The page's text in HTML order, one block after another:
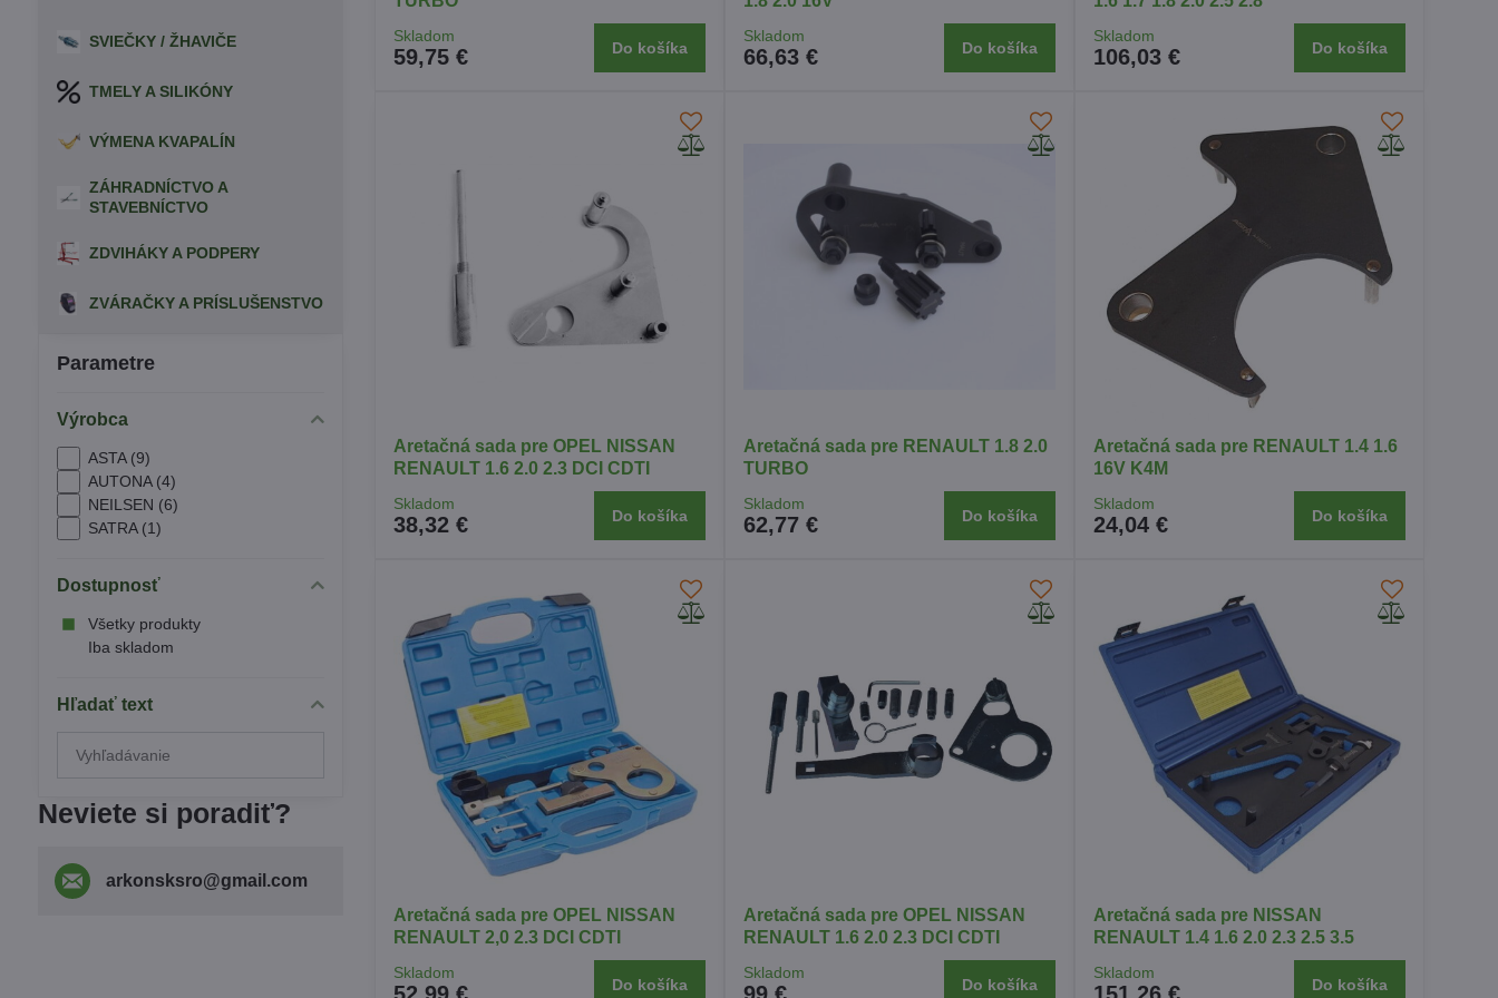
Skladom
59,75 € Do košíka
Skladom
66,63 € Do košíka
Skladom
106,03 € Do košíka
Aretačná sada pre OPEL NISSAN
RENAULT 1.6 2.0 2.3 DCI CDTI
Skladom
38,32 € Do košíka
Aretačná sada pre RENAULT 1.8 2.0
TURBO
Skladom
62,77 € Do košíka
Aretačná sada pre RENAULT 1.4 1.6
16V K4M
Skladom
24,04 € Do košíka
Aretačná sada pre OPEL NISSAN
RENAULT 2,0 2.3 DCI CDTI
Skladom
52,99 € Do košíka
Aretačná sada pre OPEL NISSAN
RENAULT 1.6 2.0 2.3 DCI CDTI
Skladom
99 € Do košíka
Aretačná sada pre NISSAN
RENAULT 1.4 1.6 2.0 2.3 2.5 3.5
Skladom
151,26 € Do košíka
Parametre
Výrobca
ASTA (9)
AUTONA (4)
NEILSEN (6)
SATRA (1)
Dostupnosť
Všetky produkty
Iba skladom
Hľadať text
výsledky
fulltextom
Neviete si poradiť?
arkonsksro​@gmail​.com
SVIEČKY / ŽHAVIČE
TMELY A SILIKÓNY
VÝMENA KVAPALÍN
ZÁHRADNÍCTVO A
STAVEBNÍCTVO
ZDVIHÁKY A PODPERY
ZVÁRAČKY A PRÍSLUŠENSTVO